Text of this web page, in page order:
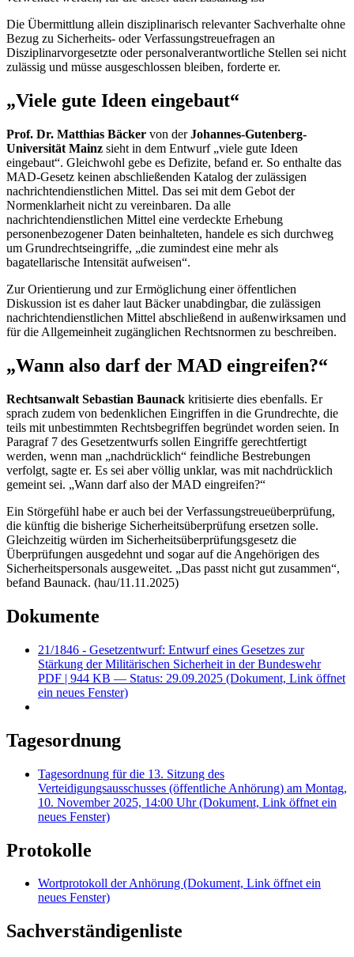
Die Übermittlung allein disziplinarisch relevanter Sachverhalte ohne
Bezug zu Sicherheits- oder Verfassungstreuefragen an
Disziplinarvorgesetzte oder personalverantwortliche Stellen sei nicht
zulässig und müsse ausgeschlossen bleiben, forderte er.
„Viele gute Ideen eingebaut“
Prof. Dr. Matthias Bäcker von derJohannes-Gutenberg-
Universität Mainz sieht in dem Entwurf „viele gute Ideen
eingebaut“. Gleichwohl gebe es Defizite, befand er. So enthalte das
MAD-Gesetz keinen abschließenden Katalog der zulässigen
nachrichtendienstlichen Mittel. Das sei mit dem Gebot der
Normenklarheit nicht zu vereinbaren. Da alle
nachrichtendienstlichen Mittel eine verdeckte Erhebung
personenbezogener Daten beinhalteten, handele es sich durchweg
um Grundrechtseingriffe, „die zumindest eine mehr als
bagatellarische Intensität aufweisen“.
Zur Orientierung und zur Ermöglichung einer öffentlichen
Diskussion ist es daher laut Bäcker unabdingbar, die zulässigen
nachrichtendienstlichen Mittel abschließend in außenwirksamen und
für die Allgemeinheit zugänglichen Rechtsnormen zu beschreiben.
„Wann also darf der MAD eingreifen?“
Rechtsanwalt Sebastian Baunack kritisierte dies ebenfalls. Er
sprach zudem von bedenklichen Eingriffen in die Grundrechte, die
teils mit unbestimmten Rechtsbegriffen begründet worden seien. In
Paragraf 7 des Gesetzentwurfs sollen Eingriffe gerechtfertigt
werden, wenn man „nachdrücklich“ feindliche Bestrebungen
verfolgt, sagte er. Es sei aber völlig unklar, was mit nachdrücklich
gemeint sei. „Wann darf also der MAD eingreifen?“
Ein Störgefühl habe er auch bei der Verfassungstreueüberprüfung,
die künftig die bisherige Sicherheitsüberprüfung ersetzen solle.
Gleichzeitig würden im Sicherheitsüberprüfungsgesetz die
Überprüfungen ausgedehnt und sogar auf die Angehörigen des
Sicherheitspersonals ausgeweitet. „Das passt nicht gut zusammen“,
befand Baunack. (hau/11.11.2025)
Dokumente
21/1846 - Gesetzentwurf: Entwurf eines Gesetzes zur
Stärkung der Militärischen Sicherheit in der Bundeswehr
PDF | 944 KB — Status: 29.09.2025 (Dokument, Link öffnet
ein neues Fenster)
Tagesordnung
Tagesordnung für die 13. Sitzung des
Verteidigungsausschusses (öffentliche Anhörung) am Montag,
10. November 2025, 14:00 Uhr(Dokument, Link öffnet ein
neues Fenster)
Protokolle
Wortprotokoll der Anhörung (Dokument, Link öffnet ein
neues Fenster)
Sachverständigenliste